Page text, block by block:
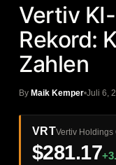
Vertiv
Rekord:
Zahlen
By Maik Kemper Juli 6,
VRTVertiv Holdings
$281.17